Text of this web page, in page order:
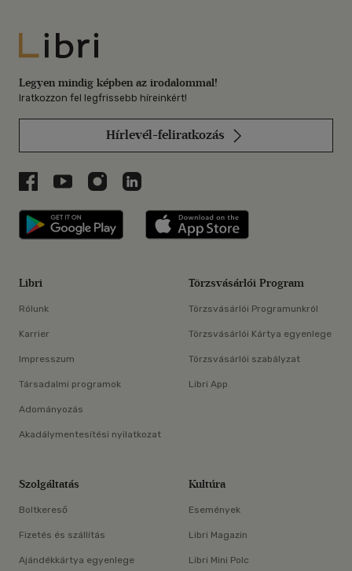
Libri
Legyen mindig képben az irodalommal!
Iratkozzon fel legfrissebb híreinkért!
Hírlevél-feliratkozás
Libri a Facebookon
Libri a Youtube-on
Libri az Instagramon
Libri a LinkedInen
Libri applikáció Szerezd meg: Google
Libri
Rólunk
Karrier
Impresszum
Társadalmi programok
Adományozás
Akadálymentesítési nyilatkozat
Törzsvásárlói Program
Törzsvásárlói Programunkról
Törzsvásárlói Kártya egyenlege
Törzsvásárlói szabályzat
Libri App
Szolgáltatás
Boltkereső
Fizetés és szállítás
Ajándékkártya egyenlege
Kultúra
Események
Libri Magazin
Libri Mini Polc